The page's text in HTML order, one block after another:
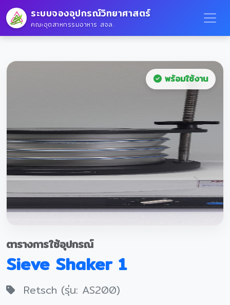
ระบบจองอุปกรณ์วิทยาศาสตร์
คณะอุตสาหกรรมอาหาร สจล.
พร้อมใช้งาน
ตารางการใช้อุปกรณ์
Sieve Shaker 1
Retsch (รุ่น: AS200)